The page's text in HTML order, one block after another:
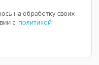
на обработку своих
с политикой